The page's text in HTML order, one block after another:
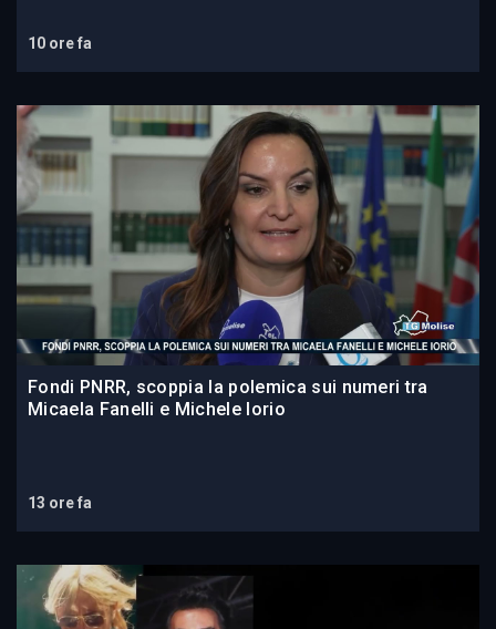
10 ore fa
Fondi PNRR, scoppia la polemica sui numeri tra
Micaela Fanelli e Michele Iorio
13 ore fa